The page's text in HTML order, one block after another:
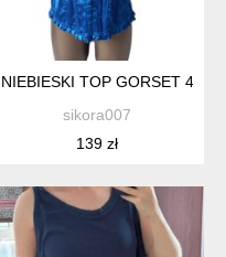
NIEBIESKI TOP GORSET 40 L
sikora007
139 zł